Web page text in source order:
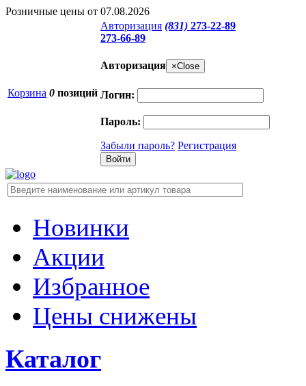
Розничные цены от 07.08.2026
Корзина 0 позиций
Авторизация (831) 273-22-89
273-66-89
Авторизация ×Close
Логин:
Пароль:
Забыли пароль? Регистрация
Новинки
Акции
Избранное
Цены снижены
Каталог